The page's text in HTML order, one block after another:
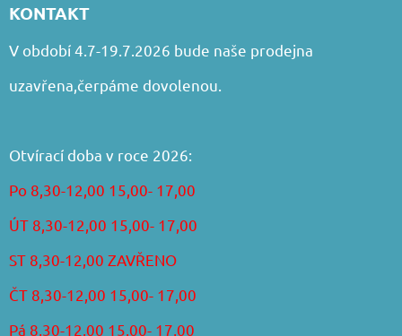
KONTAKT
V období 4.7-19.7.2026 bude naše prodejna
uzavřena,čerpáme dovolenou.
Otvírací doba v roce 2026:
Po 8,30-12,00 15,00- 17,00
ÚT 8,30-12,00 15,00- 17,00
ST 8,30-12,00 ZAVŘENO
ČT 8,30-12,00 15,00- 17,00
Pá 8,30-12,00 15,00- 17,00